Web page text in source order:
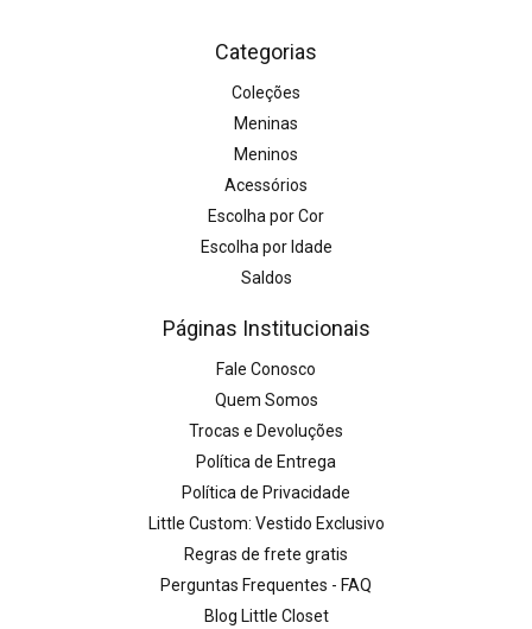
Categorias
Coleções
Meninas
Meninos
Acessórios
Escolha por Cor
Escolha por Idade
Saldos
Páginas Institucionais
Fale Conosco
Quem Somos
Trocas e Devoluções
Política de Entrega
Política de Privacidade
Little Custom: Vestido Exclusivo
Regras de frete gratis
Perguntas Frequentes - FAQ
Blog Little Closet